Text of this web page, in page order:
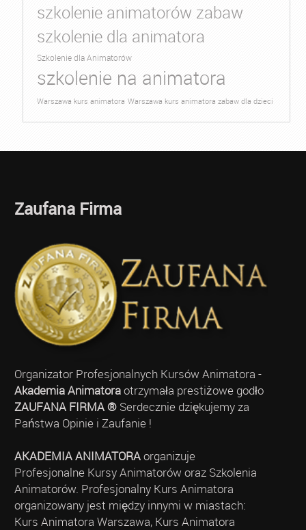
szkolenie animatorów zabaw
szkolenie dla animatora
Szkolenie dla Animatorów
szkolenie na animatora
Warszawa kurs animatora Warszawa kurs animatora zabaw dla dzieci
Zaufana Firma
Organizator Profesjonalnych Kursów Animatora -
Akademia Animatoraotrzymała prestiżowe godło
ZAUFANA FIRMA ®Serdecznie dziękujemy za
Państwa Opinie i Zaufanie !
AKADEMIA ANIMATORAorganizuje
Profesjonalne Kursy Animatorów oraz Szkolenia
Animatorów. Profesjonalny Kurs Animatora
organizowany jest między innymi w miastach:
Kurs Animatora Warszawa, Kurs Animatora